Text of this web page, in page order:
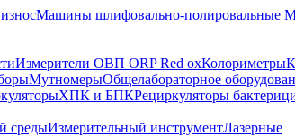
Машины шлифовально-полировальные
Измерители ОВП ORP Red oxКолориметры
МутномерыОбщелабораторное
ХПК и БПКРециркуляторы
средыИзмерительный инструментЛазерные